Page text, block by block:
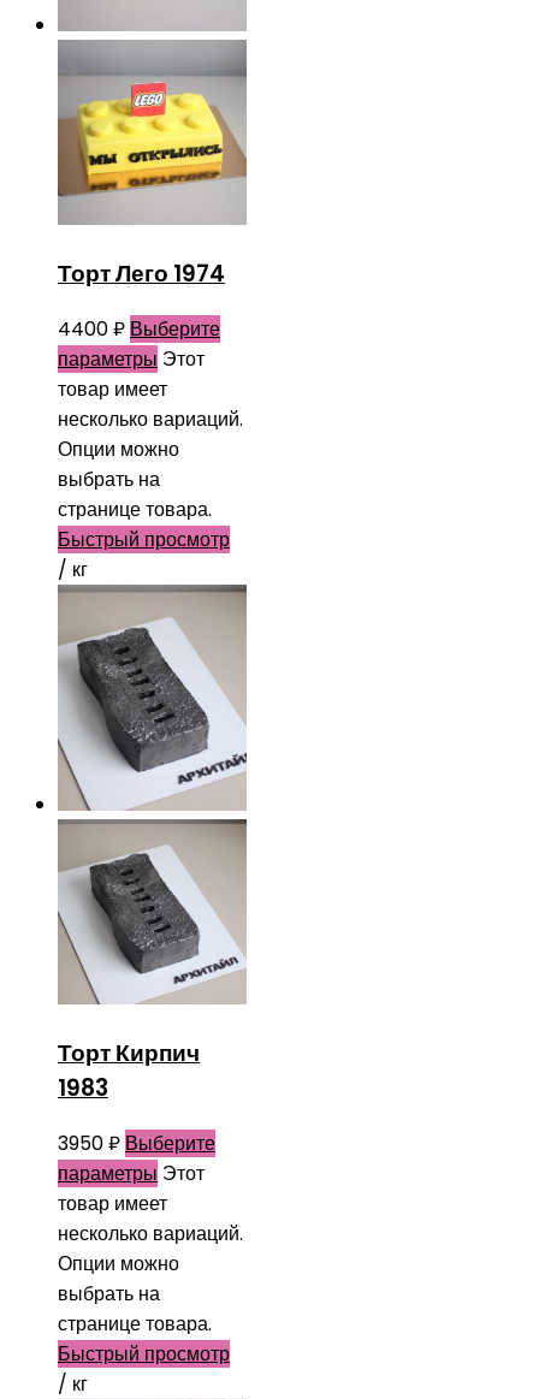
Торт Лего 1974
4400₽ Выберите
параметры Этот
товар имеет
несколько вариаций.
Опции можно
выбрать на
странице товара.
Быстрый просмотр
/ кг
Торт Кирпич
1983
3950₽ Выберите
параметры Этот
товар имеет
несколько вариаций.
Опции можно
выбрать на
странице товара.
Быстрый просмотр
/ кг